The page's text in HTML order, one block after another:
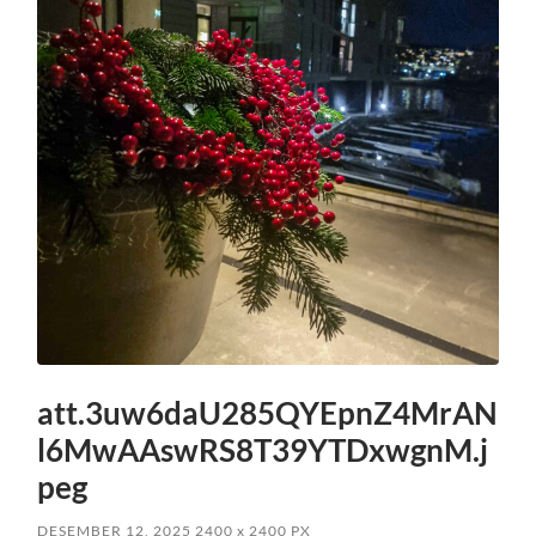
att.3uw6daU285QYEpnZ4MrAN
l6MwAAswRS8T39YTDxwgnM.j
peg
DESEMBER 12, 2025 2400x 2400 PX